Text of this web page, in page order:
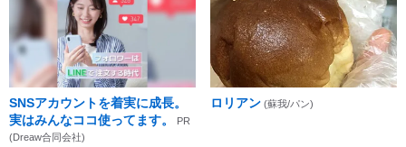
SNSアカウントを着実に成長。
実はみんなココ使ってます。
PR
(Dreaw合同会社)
ロリアン (蘇我/パン)